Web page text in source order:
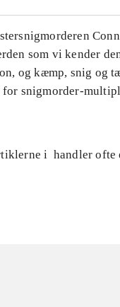
som vi kender
og kæmp, snig og
snigmorder-
i handler ofte